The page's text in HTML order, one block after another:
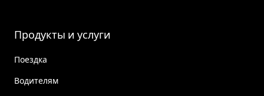
Продукты и услуги
Поездка
Водителям